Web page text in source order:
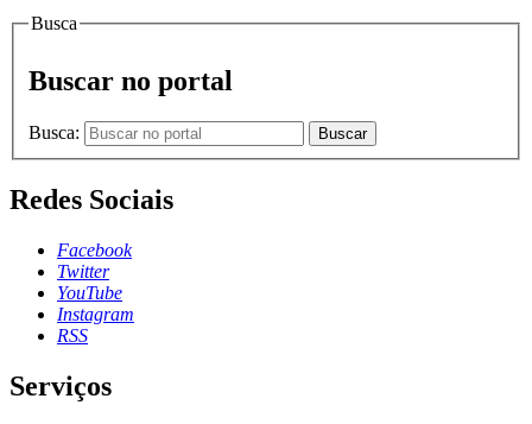
Busca
Buscar no portal
Busca: Buscar
Redes Sociais
Facebook
Twitter
YouTube
Instagram
RSS
Serviços